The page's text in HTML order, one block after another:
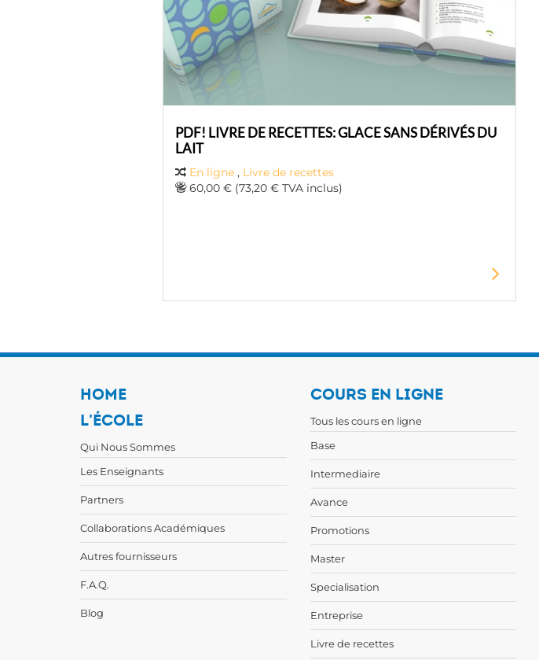
PDF! LIVRE DE RECETTES: GLACE SANS DÉRIVÉS DU
LAIT
En ligne , Livre de recettes
60,00 € (73,20 € TVA inclus)
HOME
L'ÉCOLE
Qui Nous Sommes
Les Enseignants
Partners
Collaborations Académiques
Autres fournisseurs
F.A.Q.
Blog
COURS EN LIGNE
Tous les cours en ligne
Base
Intermediaire
Avance
Promotions
Master
Specialisation
Entreprise
Livre de recettes